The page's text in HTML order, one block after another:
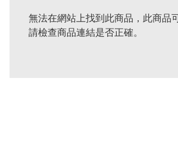
無法在網站上找到此商品，此商品
請檢查商品連結是否正確。